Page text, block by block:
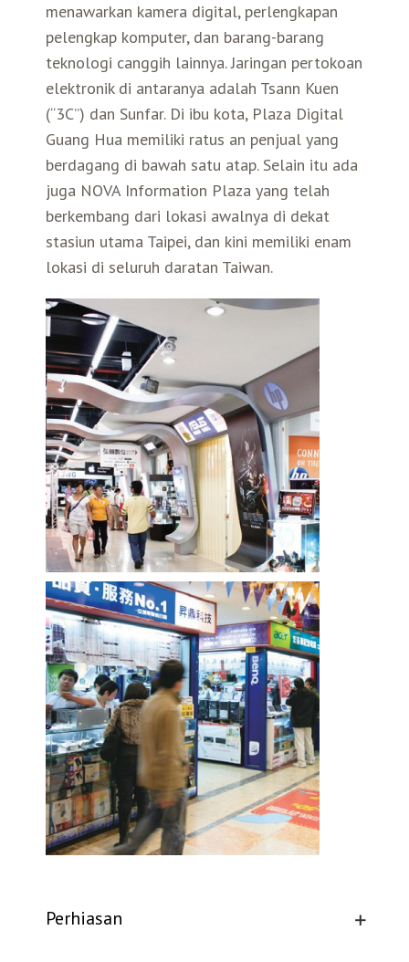
Wisata Kereta Api
Budaya & Warisan
Wisata Senior
Wisata Yang Dapat Diakses
Belanja
Pasar Malam
Bandara Internasional
Atraksi Kepulauan di Pesisir Pantai
menawarkan kamera digital, perlengkapan
pelengkap komputer, dan barang-barang
teknologi canggih lainnya. Jaringan pertokoan
elektronik di antaranya adalah Tsann Kuen
(“3C”) dan Sunfar. Di ibu kota, Plaza Digital
Guang Hua memiliki ratus an penjual yang
berdagang di bawah satu atap. Selain itu ada
juga NOVA Information Plaza yang telah
berkembang dari lokasi awalnya di dekat
stasiun utama Taipei, dan kini memiliki enam
lokasi di seluruh daratan Taiwan.
Perhiasan